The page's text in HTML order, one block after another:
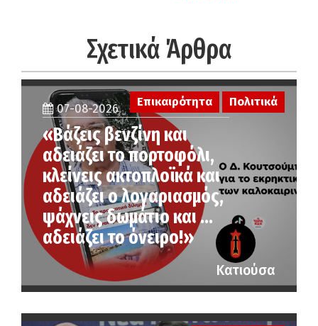
Σχετικά Άρθρα
Επικαιρότητα Πολιτικά
07-08-2026
«Βάζεις βενζίνη και
αδειάζει το πορτοφόλι,
κλείνεις ακτοπλοϊκά και
αδειάζει ο λογαριασμός,
ψάχνεις δωμάτιο και …
αδειάζει το όνειρο!»
Κατιούσα